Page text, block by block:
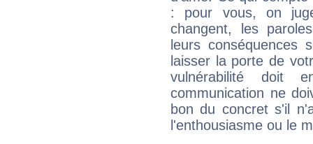
: pour vous, on
changent, les
leurs conséquences
laisser la porte de
vulnérabilité doit
communication ne
bon du concret s'il
l'enthousiasme ou le